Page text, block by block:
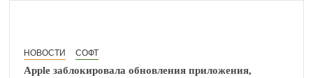
НОВОСТИ СОФТ
Apple заблокировала обновления приложения,